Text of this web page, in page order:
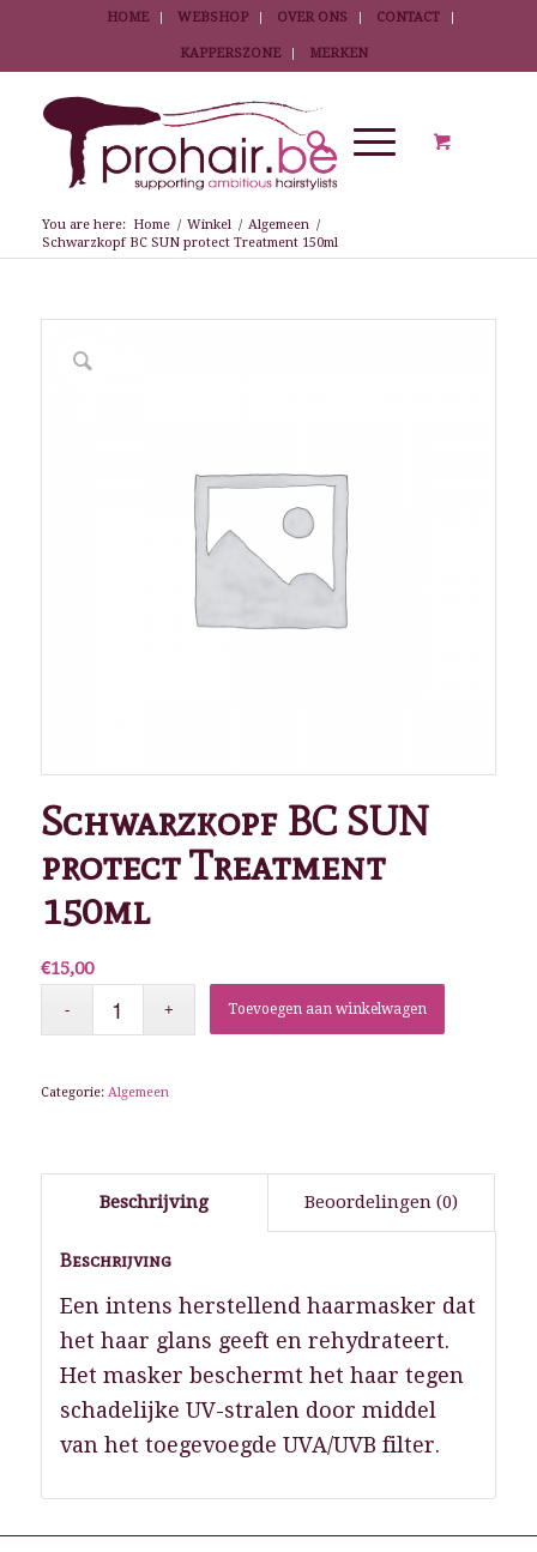
HOME WEBSHOP OVER ONS CONTACT
KAPPERSZONE MERKEN
You are here: Home / Winkel / Algemeen /
Schwarzkopf BC SUN protect Treatment 150ml
Schwarzkopf BC SUN
protect Treatment
150ml
€15,00
Toevoegen aan winkelwagen
Categorie: Algemeen
Beschrijving Beoordelingen (0)
Beschrijving
Een intens herstellend haarmasker dat
het haar glans geeft en rehydrateert.
Het masker beschermt het haar tegen
schadelijke UV-stralen door middel
van het toegevoegde UVA/UVB filter.